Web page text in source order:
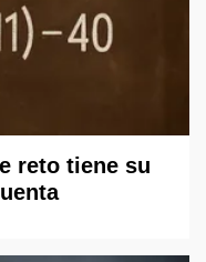
reto tiene su